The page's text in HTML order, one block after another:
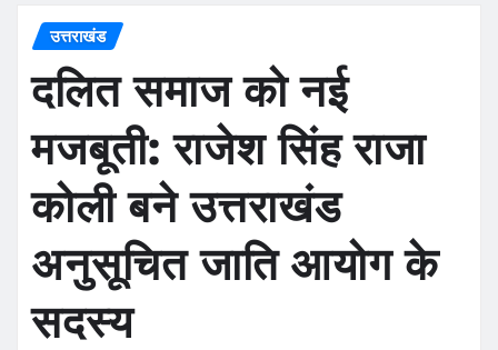
उत्तराखंड
दलित समाज को नई
मजबूती: राजेश सिंह राजा
कोली बने उत्तराखंड
अनुसूचित जाति आयोग के
सदस्य